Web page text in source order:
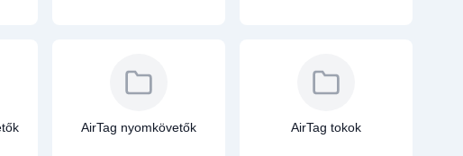
AirTag nyomkövetők AirTag tokok